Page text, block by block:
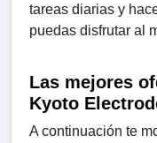
tareas diarias y
puedas disfrutar al
Las mejores
Kyoto
A continuación te